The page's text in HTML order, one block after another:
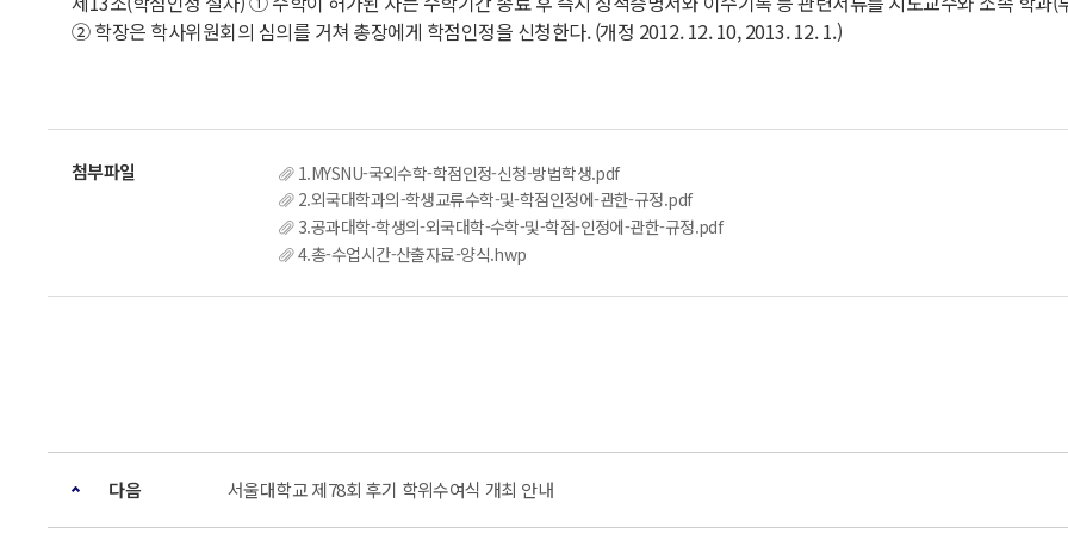
② 학장은 학사위원회의 심의를 거쳐 총장에게 학점인정을 신청한다. (개정 2012. 12. 10, 2013. 12. 1.)
1.MYSNU-국외수학-학점인정-신청-방법학생.pdf
2.외국대학과의-학생교류수학-및-학점인정에-관한-규정.pdf
3.공과대학-학생의-외국대학-수학-및-학점-인정에-관한-규정.pdf
4.총-수업시간-산출자료-양식.hwp
다음 서울대학교 제78회 후기 학위수여식 개최 안내